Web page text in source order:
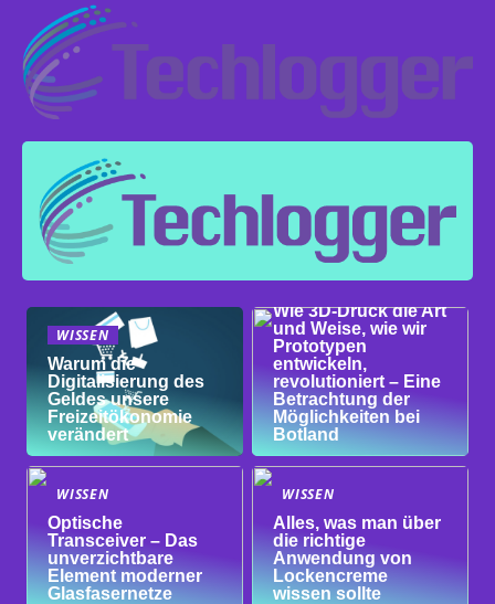
WISSEN
Warum die
Digitalisierung des
Geldes unsere
Freizeitökonomie
verändert
WISSEN
Wie 3D-Druck die Art
und Weise, wie wir
Prototypen
entwickeln,
revolutioniert – Eine
Betrachtung der
Möglichkeiten bei
Botland
WISSEN
Optische
Transceiver – Das
unverzichtbare
Element moderner
Glasfasernetze
WISSEN
Alles, was man über
die richtige
Anwendung von
Lockencreme
wissen sollte